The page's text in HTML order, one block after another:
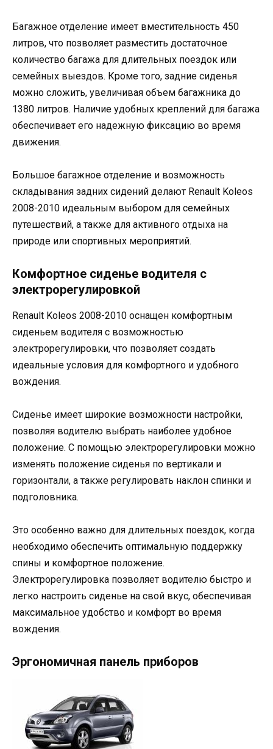
Багажное отделение имеет вместительность 450
литров, что позволяет разместить достаточное
количество багажа для длительных поездок или
семейных выездов. Кроме того, задние сиденья
можно сложить, увеличивая объем багажника до
1380 литров. Наличие удобных креплений для багажа
обеспечивает его надежную фиксацию во время
движения.
Большое багажное отделение и возможность
складывания задних сидений делают Renault Koleos
2008-2010 идеальным выбором для семейных
путешествий, а также для активного отдыха на
природе или спортивных мероприятий.
Комфортное сиденье водителя с
электрорегулировкой
Renault Koleos 2008-2010 оснащен комфортным
сиденьем водителя с возможностью
электрорегулировки, что позволяет создать
идеальные условия для комфортного и удобного
вождения.
Сиденье имеет широкие возможности настройки,
позволяя водителю выбрать наиболее удобное
положение. С помощью электрорегулировки можно
изменять положение сиденья по вертикали и
горизонтали, а также регулировать наклон спинки и
подголовника.
Это особенно важно для длительных поездок, когда
необходимо обеспечить оптимальную поддержку
спины и комфортное положение.
Электрорегулировка позволяет водителю быстро и
легко настроить сиденье на свой вкус, обеспечивая
максимальное удобство и комфорт во время
вождения.
Эргономичная панель приборов